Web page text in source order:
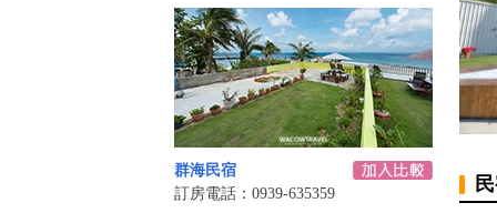
群海民宿
訂房電話：0939-635359